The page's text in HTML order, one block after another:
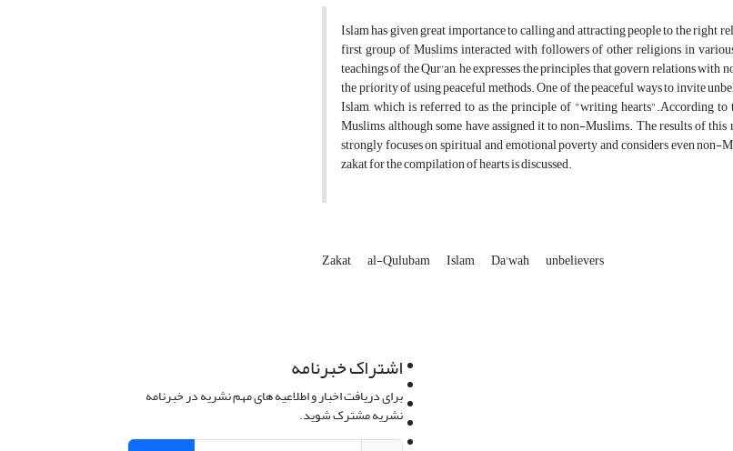
Islam has given great importance to calling and attracting people to the right
first group of Muslims interacted with followers of other religions in
teachings of the Qur'an, he expresses the principles that govern relations
the priority of using peaceful methods. One of the peaceful ways to invite
Islam, which is referred to as the principle of "writing hearts".According
Muslims, although some have assigned it to non-Muslims. The results of
strongly focuses on spiritual and emotional poverty and considers even
zakat for the compilation of hearts is discussed.
Zakat al-Qulubam Islam Da'wah unbelievers
اشتراک خبرنامه
برای دریافت اخبار و اطلاعیه های مهم نشریه در خبرنامه
نشریه مشترک شوید.